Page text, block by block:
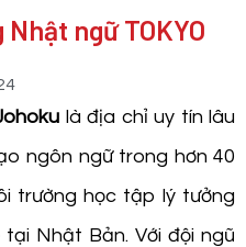
ngữ TOKYO
là địa chỉ uy tín lâu
ngôn ngữ trong hơn 40
trường học tập lý tưởng
Nhật Bản. Với đội ngũ